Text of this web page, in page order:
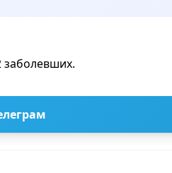
заболевших.